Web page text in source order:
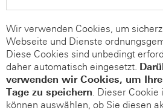
Wir verwenden Cookies, um
Webseite und Dienste
Diese Cookies sind unbedingt
daher automatisch eingesetzt.
verwenden wir Cookies, um
Tage zu speichern. Dieser Cookie
können auswählen, ob Sie diesen